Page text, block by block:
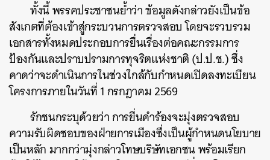
ทั้งนี้ พรรคประชาชนย้ำว่า ข้อมูลดังกล่าวยังเป็นข้อ
สังเกตที่ต้องเข้าสู่กระบวนการตรวจสอบ โดยจะรวบรวม
เอกสารทั้งหมดประกอบการยื่นเรื่องต่อคณะกรรมการ
ป้องกันและปราบปรามการทุจริตแห่งชาติ (ป.ป.ช.) ซึ่ง
คาดว่าจะดำเนินการในช่วงใกล้กับกำหนดเปิดลงทะเบียน
โครงการภายในวันที่ 1 กรกฎาคม 2569
รักชนกระบุด้วยว่า การยื่นคำร้องจะมุ่งตรวจสอบ
ความรับผิดชอบของฝ่ายการเมืองซึ่งเป็นผู้กำหนดนโยบาย
เป็นหลัก มากกว่ามุ่งกล่าวโทษบริษัทเอกชน พร้อมเรียก